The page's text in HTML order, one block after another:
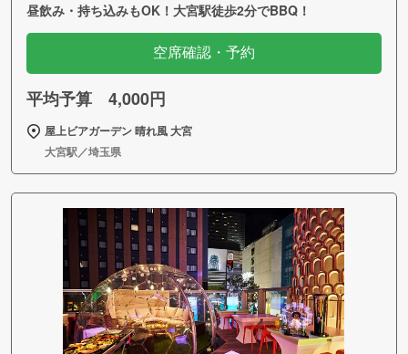
昼飲み・持ち込みもOK！大宮駅徒歩2分でBBQ！
空席確認・予約
平均予算 4,000円
屋上ビアガーデン 晴れ風 大宮
大宮駅／埼玉県